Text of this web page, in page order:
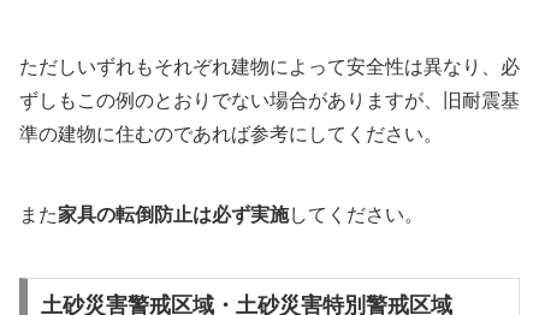
ただしいずれもそれぞれ建物によって安全性は異なり、必
ずしもこの例のとおりでない場合がありますが、旧耐震基
準の建物に住むのであれば参考にしてください。
また家具の転倒防止は必ず実施してください。
土砂災害警戒区域・土砂災害特別警戒区域